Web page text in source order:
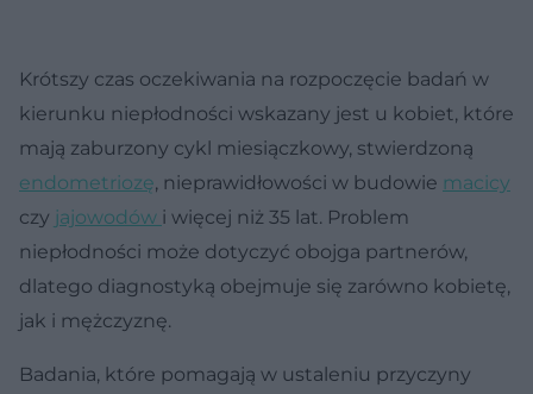
Krótszy czas oczekiwania na rozpoczęcie badań w
kierunku niepłodności wskazany jest u kobiet, które
mają zaburzony cykl miesiączkowy, stwierdzoną
endometriozę, nieprawidłowości w budowie macicy
czy jajowodów i więcej niż 35 lat. Problem
niepłodności może dotyczyć obojga partnerów,
dlatego diagnostyką obejmuje się zarówno kobietę,
jak i mężczyznę.
Badania, które pomagają w ustaleniu przyczyny